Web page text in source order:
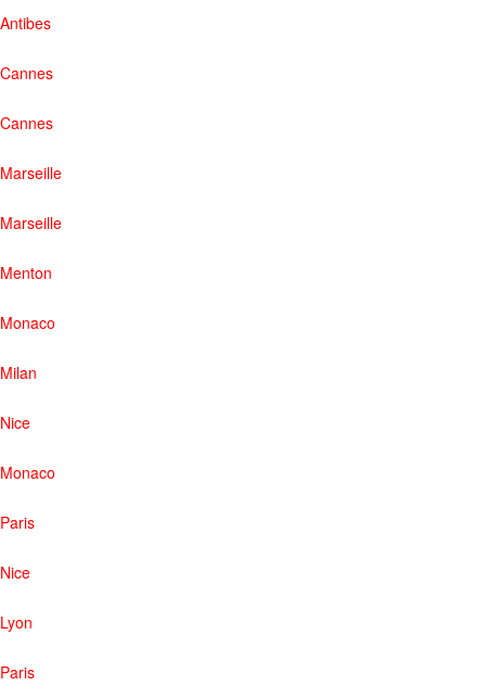
Antibes
Cannes
Cannes
Marseille
Marseille
Menton
Monaco
Milan
Nice
Monaco
Paris
Nice
Lyon
Paris